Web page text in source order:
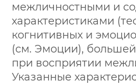
межличностными и
характеристиками
когнитивных и
(см. Эмоции),
при восприятии
Указанные